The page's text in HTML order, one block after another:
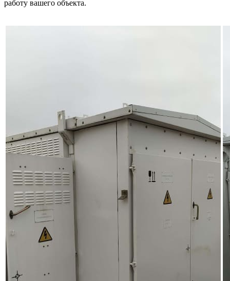
работу вашего объекта.